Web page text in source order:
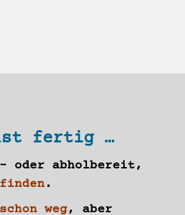
ist fertig …
oder abholbereit,
.
schon weg, aber